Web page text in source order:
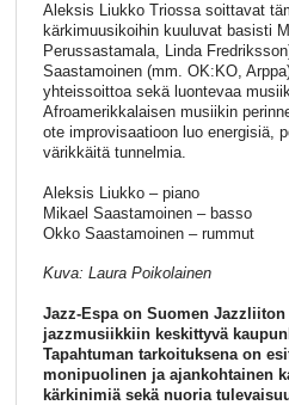
Aleksis Liukko Triossa soittavat
kärkimuusikoihin kuuluvat basisti
Perussastamala, Linda
Saastamoinen (mm. OK:KO,
yhteissoittoa sekä luontevaa
Afroamerikkalaisen musiikin
ote improvisaatioon luo energisiä,
värikkäitä tunnelmia.
Aleksis Liukko – piano
Mikael Saastamoinen – basso
Okko Saastamoinen – rummut
Kuva: Laura Poikolainen
Jazz-Espa on Suomen
jazzmusiikkiin keskittyvä
Tapahtuman tarkoituksena on
monipuolinen ja ajankohtainen
kärkinimiä sekä nuoria